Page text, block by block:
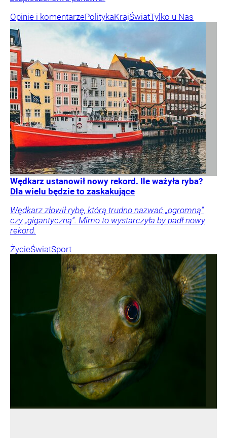
Opinie i komentarzePolitykaKrajŚwiatTylko u Nas
Wędkarz ustanowił nowy rekord. Ile ważyła ryba?
Dla wielu będzie to zaskakujące
Wędkarz złowił rybę, którą trudno nazwać „ogromną”
czy „gigantyczną”. Mimo to wystarczyła by padł nowy
rekord.
ŻycieŚwiatSport